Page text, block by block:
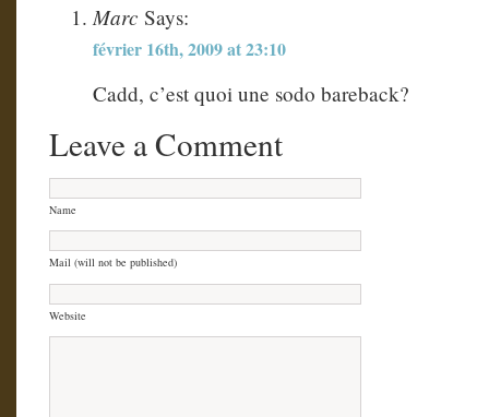
Marc Says:
février 16th, 2009 at 23:10
Cadd, c’est quoi une sodo bareback?
Leave a Comment
Name
Mail (will not be published)
Website